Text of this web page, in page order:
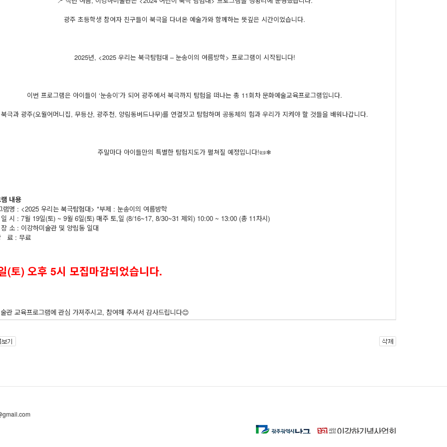
광주 초등학생 참여자 친구들이 북극을 다녀온 예술가와 함께하는 뜻깊은 시간이었습니다.
2025년, <2025 우리는 북극탐험대 – 눈송이의 여름방학> 프로그램이 시작됩니다!
이번 프로그램은 아이들이 ‘눈송이’가 되어 광주에서 북극까지 탐험을 떠나는 총 11회차 문화예술교육프로그램입니다.
북극과 광주(오월어머니집, 무등산, 광주천, 양림동버드나무)를 연결짓고 탐험하며 공동체의 힘과 우리가 지켜야 할 것들을 배워나갑니다.
주말마다 아이들만의 특별한 탐험지도가 펼쳐질 예정입니다!📜❄
내용
명 : <2025 우리는 북극탐험대> *부제 : 눈송이의 여름방학
시 : 7월 19일(토) ~ 9월 6일(토) 매주 토,일 (8/16~17, 8/30~31 제외) 10:00 ~ 13:00 (총 11차시)
소 : 이강하미술관 및 양림동 일대
: 무료
(토) 오후 5시 모집마감되었습니다.
관 교육프로그램에 관심 가져주시고, 참여해 주셔서 감사드립니다😊